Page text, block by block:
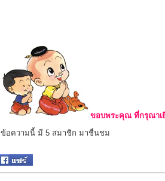
ขอบพระคุณ ที่กรุณาเ
ข้อความนี้ มี 5 สมาชิก มาชื่นชม